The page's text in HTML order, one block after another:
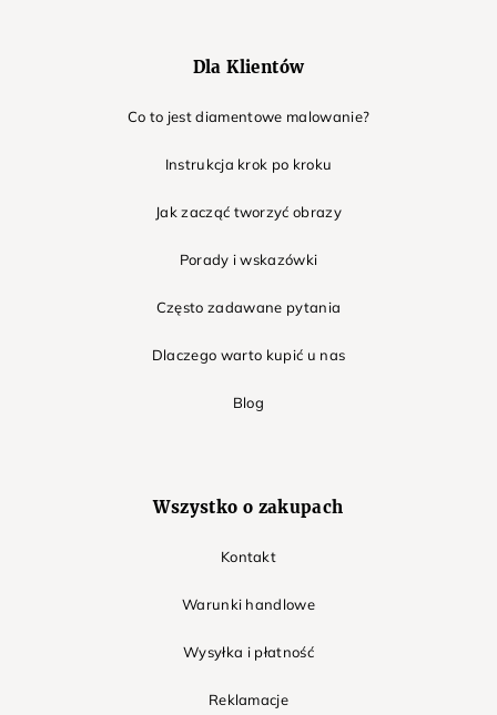
Dla Klientów
Co to jest diamentowe malowanie?
Instrukcja krok po kroku
Jak zacząć tworzyć obrazy
Porady i wskazówki
Często zadawane pytania
Dlaczego warto kupić u nas
Blog
Wszystko o zakupach
Kontakt
Warunki handlowe
Wysyłka i płatność
Reklamacje